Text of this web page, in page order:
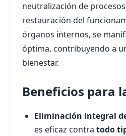
neutralización de
restauración del
órganos internos, se
óptima, contribuyendo a
bienestar.
Beneficios para
Eliminación integral
es eficaz contra todo